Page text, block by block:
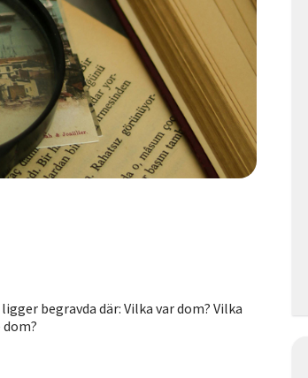
begravda där: Vilka var dom? Vilka
dom?